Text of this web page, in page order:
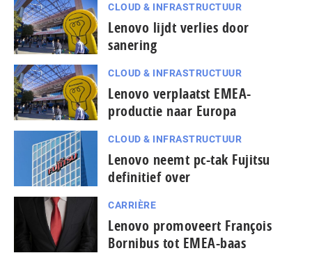
CLOUD & INFRASTRUCTUUR
Lenovo lijdt verlies door
sanering
CLOUD & INFRASTRUCTUUR
Lenovo verplaatst EMEA-
productie naar Europa
CLOUD & INFRASTRUCTUUR
Lenovo neemt pc-tak Fujitsu
definitief over
CARRIÈRE
Lenovo promoveert François
Bornibus tot EMEA-baas